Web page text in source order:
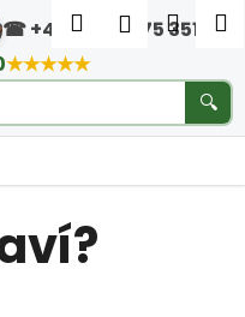
☎ +420 604 475 351
★★★★★
🔍
Hledat